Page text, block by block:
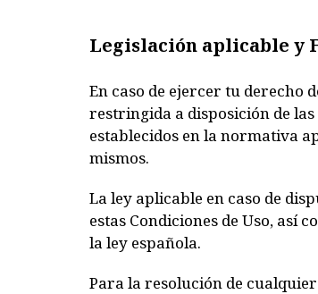
Legislación aplicable y
En caso de ejercer tu derecho
restringida a disposición de
establecidos en la normativa
mismos.
La ley aplicable en caso de
estas Condiciones de Uso, así
la ley española.
Para la resolución de